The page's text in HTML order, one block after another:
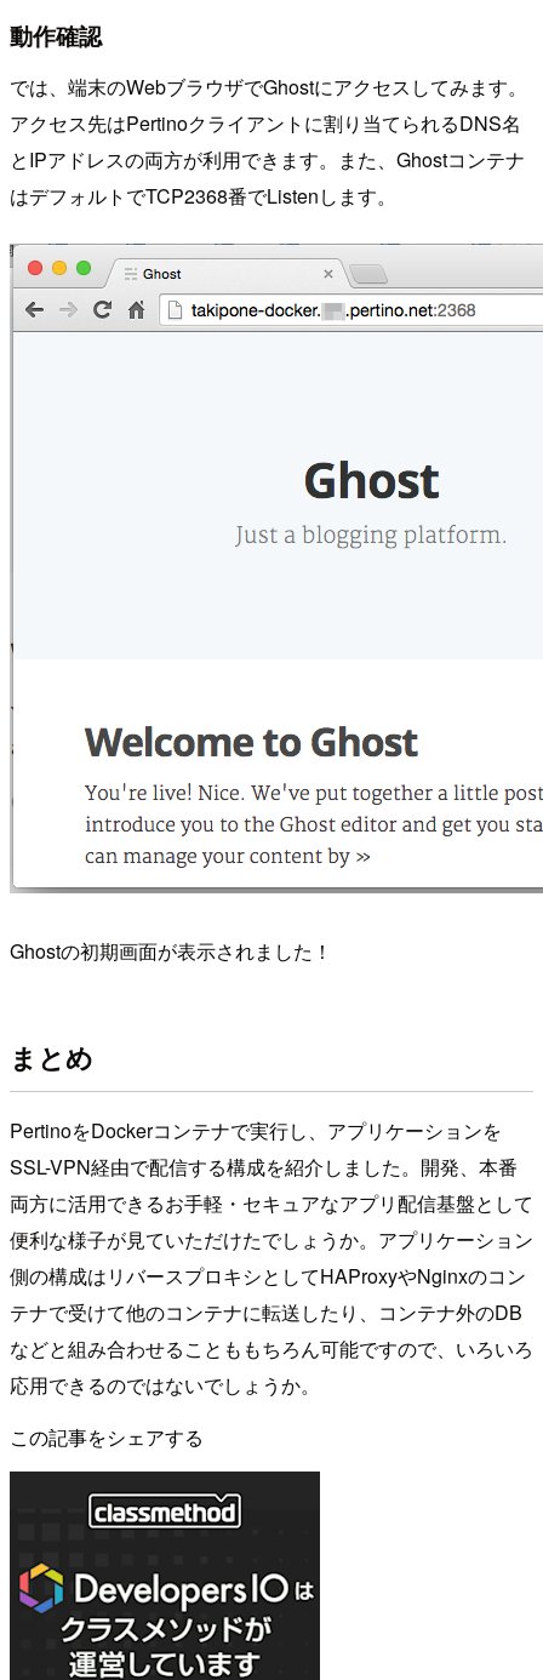
動作確認
では、端末のWebブラウザでGhostにアクセスしてみます。
アクセス先はPertinoクライアントに割り当てられるDNS名
とIPアドレスの両方が利用できます。また、Ghostコンテナ
はデフォルトでTCP2368番でListenします。
Ghostの初期画面が表示されました！
まとめ
PertinoをDockerコンテナで実行し、アプリケーションを
SSL-VPN経由で配信する構成を紹介しました。開発、本番
両方に活用できるお手軽・セキュアなアプリ配信基盤として
便利な様子が見ていただけたでしょうか。アプリケーション
側の構成はリバースプロキシとしてHAProxyやNginxのコン
テナで受けて他のコンテナに転送したり、コンテナ外のDB
などと組み合わせることももちろん可能ですので、いろいろ
応用できるのではないでしょうか。
この記事をシェアする